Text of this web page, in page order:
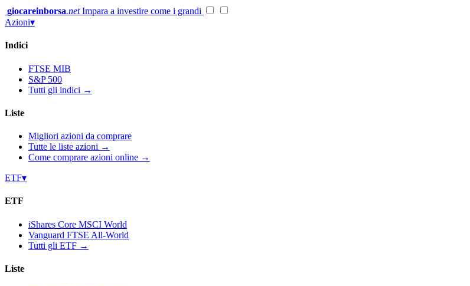
Vai
al
giocareinborsa.net Impara a investire come i grandi
Azioni▾
Indici
FTSE MIB
S&P 500
Tutti gli indici →
Liste
Migliori azioni da comprare
Tutte le liste azioni →
Come comprare azioni online →
ETF▾
ETF
iShares Core MSCI World
Vanguard FTSE All-World
Tutti gli ETF →
Liste